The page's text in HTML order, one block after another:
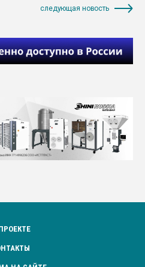
следующая новость